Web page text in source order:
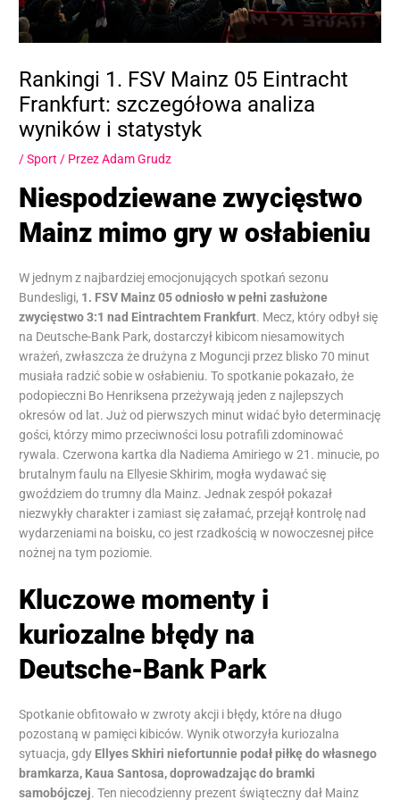
Rankingi 1. FSV Mainz 05 Eintracht
Frankfurt: szczegółowa analiza
wyników i statystyk
/Sport / PrzezAdam Grudz
Niespodziewane zwycięstwo
Mainz mimo gry w osłabieniu
W jednym z najbardziej emocjonujących spotkań sezonu
Bundesligi, 1. FSV Mainz 05 odniosło w pełni zasłużone
zwycięstwo 3:1 nad Eintrachtem Frankfurt. Mecz, który odbył się
na Deutsche-Bank Park, dostarczył kibicom niesamowitych
wrażeń, zwłaszcza że drużyna z Moguncji przez blisko 70 minut
musiała radzić sobie w osłabieniu. To spotkanie pokazało, że
podopieczni Bo Henriksena przeżywają jeden z najlepszych
okresów od lat. Już od pierwszych minut widać było determinację
gości, którzy mimo przeciwności losu potrafili zdominować
rywala. Czerwona kartka dla Nadiema Amiriego w 21. minucie, po
brutalnym faulu na Ellyesie Skhirim, mogła wydawać się
gwoździem do trumny dla Mainz. Jednak zespół pokazał
niezwykły charakter i zamiast się załamać, przejął kontrolę nad
wydarzeniami na boisku, co jest rzadkością w nowoczesnej piłce
nożnej na tym poziomie.
Kluczowe momenty i
kuriozalne błędy na
Deutsche-Bank Park
Spotkanie obfitowało w zwroty akcji i błędy, które na długo
pozostaną w pamięci kibiców. Wynik otworzyła kuriozalna
sytuacja, gdy Ellyes Skhiri niefortunnie podał piłkę do własnego
bramkarza, Kaua Santosa, doprowadzając do bramki
samobójczej. Ten niecodzienny prezent świąteczny dał Mainz